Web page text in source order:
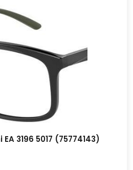
3196 5017 (75774143)